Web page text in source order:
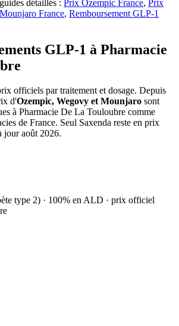
détaillés : Prix Ozempic France, Prix
France, Remboursement GLP-1
GLP-1 à Pharmacie
officiels par traitement et dosage. Depuis
d'Ozempic, Wegovy et Mounjaro sont
à Pharmacie De La Touloubre comme
de France. Seul Saxenda reste en prix
jour août 2026.
type 2) · 100% en ALD · prix officiel